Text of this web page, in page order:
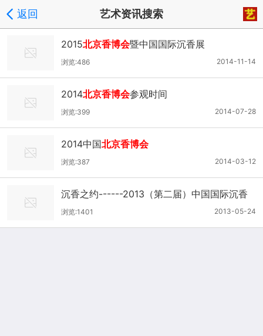
返回 艺术资讯搜索
2015北京香博会暨中国国际沉香展
2014-11-14
浏览:486
2014北京香博会参观时间
2014-07-28
浏览:399
2014中国北京香博会
2014-03-12
浏览:387
沉香之约------2013（第二届）中国国际沉香
文化博览会
2013-05-24
浏览:1401